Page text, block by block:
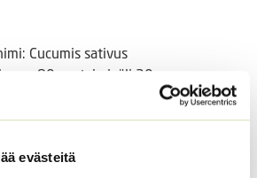
evästeitä
Cucumis sativus
80 cm taimiväli 30 cm
kesäkuun alku